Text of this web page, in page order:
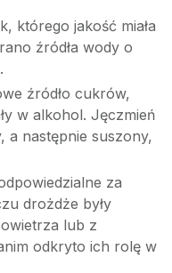
którego jakość miała
źródła wody o
źródło cukrów,
w alkohol. Jęczmień
a następnie suszony,
za
drożdże były
lub z
odkryto ich rolę w